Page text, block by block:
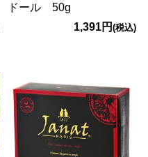
ドール 50g
1,391円 (税込)